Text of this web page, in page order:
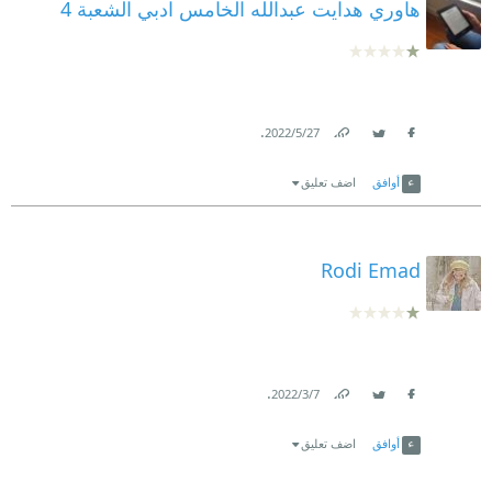
هاوري هدايت عبدالله الخامس ادبي الشعبة 4
27‏/5‏/2022
.
أوافق اضف تعليق
Rodi Emad
7‏/3‏/2022
.
أوافق اضف تعليق